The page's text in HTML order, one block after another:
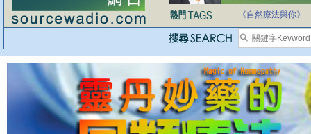
《自然療法與你》